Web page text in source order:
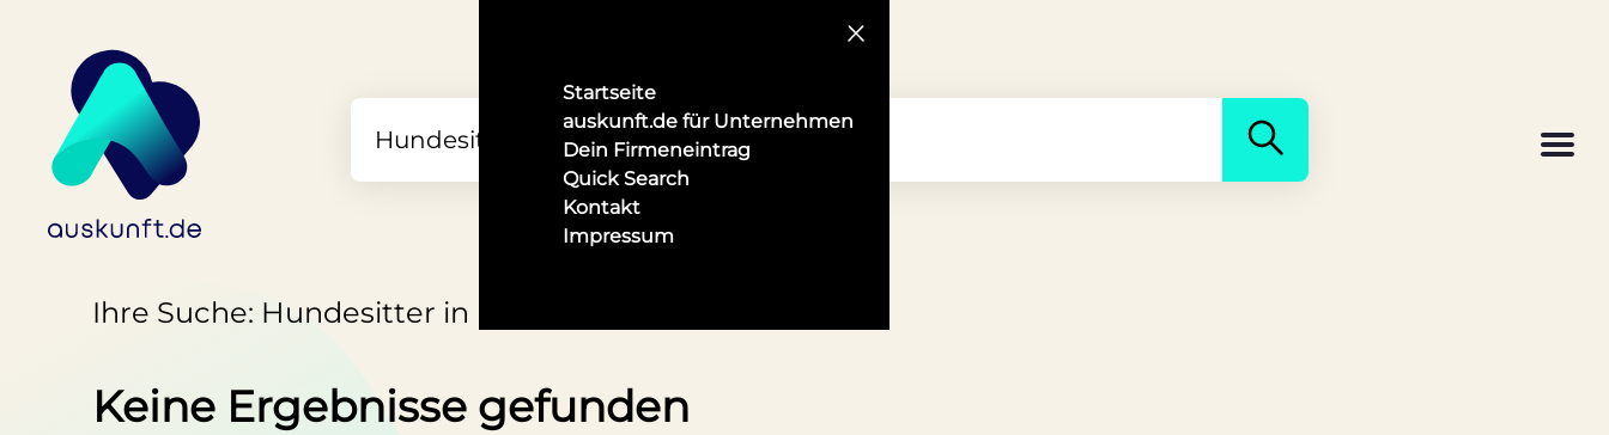
Startseite
auskunft.de für Unternehmen
Dein Firmeneintrag
Quick Search
Kontakt
Impressum
Ihre Suche: Hundesitter in München
Keine Ergebnisse gefunden